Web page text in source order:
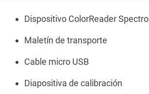
Dispositivo ColorReader Spectro
Maletín de transporte
Cable micro USB
Diapositiva de calibración